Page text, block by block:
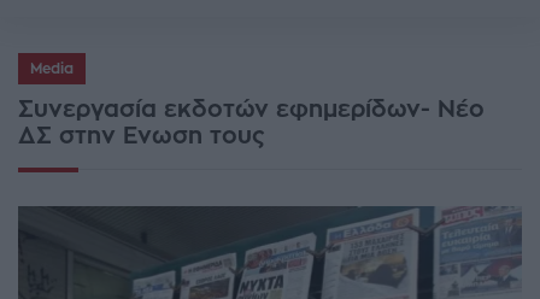
Media
Συνεργασία εκδοτών εφημερίδων- Νέο
ΔΣ στην Ενωση τους